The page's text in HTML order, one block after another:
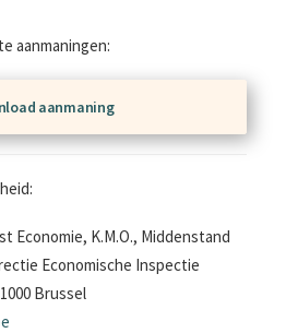
aanmaningen:
aanmaning
Economie, K.M.O., Middenstand
Economische Inspectie
Brussel